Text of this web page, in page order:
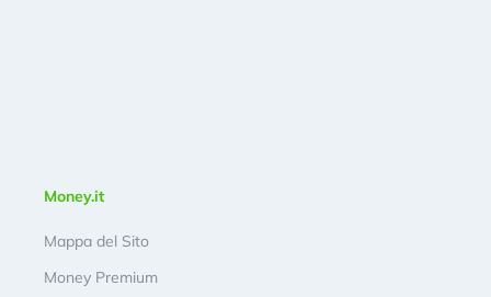
Money.it
Mappa del Sito
Money Premium